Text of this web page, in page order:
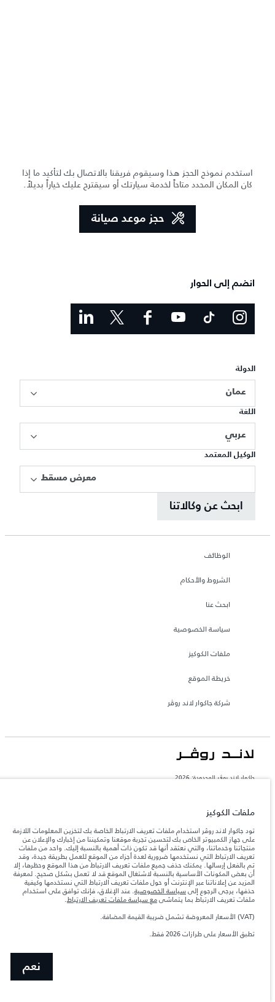
استخدم نموذج الحجز هذا وسيقوم فريقنا بالاتصال بك لتأكيد ما إذا
كان المكان المحدد متاحاً لخدمة سيارتك أو سيقترح عليك خياراً بديلاً.
حجز موعد صيانة
انضم إلى الحوار
الدولة
عمان
اللغة
عربي
الوكيل المعتمد
معرض مسقط
ابحث عن وكالاتنا
الوظائف
الشروط والأحكام
ابحث عنا
سياسة الخصوصية
ملفات الكوكيز
خريطة الموقع
شركة جاكوار لاند روڤر
جاكوار لاند روڨر المحدودة: 2026
تعكس الأوزان المذكورة مواصفات السيارة القياسية. سوف تؤثر الإكسسوارات وغيرها من
العناصر المثبتة بعد نقطة التصنيع في الحمولة. تأكد من عدم تجاوز الوزن الإجمالي للسيارة
والحمولة.
المعلومات والمواصفات والأسعار والألوان المذكورة على هذا الموقع قد تختلف من بلد إلى
آخر، كما أنّها قد تتغير بدون إشعار مسبق. الرجاء التواصل مع وكيلنا المحلي للتأكد من توفّرها
والتحقق من الأسعار.
ملاحظة مهمة حول الصور والمواصفات. إن النقص العالمي في أشباه الموصلات يؤثر حاليًا
في مواصفات تصميم السيارات وتوفر الخيارات وتوقيتات التصاميم. هذا ظرف ديناميكي
للغاية، ونتيجة لذلك، قد لا تمثّل الصور المستخدَمة ضمن موقع الويب حاليًا المواصفات الحالية
بالكامل بالنسبة إلى الميزات والخيارات والحلية ومجموعات الألوان. يرجى استشارة وكيلك الذي
سيتمكّن من تأكيد أي تقييدات حالية معك للسماح لك باتخاذ قرار مدروس
الأرقام المقدمة هي نتيجة لاختبارات المصنع الرسمية وفقاً لتشريعات الاتحاد الأوروبي. قد
ملفات الكوكيز
تود جاكوار لاند روڤر استخدام ملفات تعريف الارتباط الخاصة بك لتخزين المعلومات اللازمة
على جهاز الكمبيوتر الخاص بك لتحسين تجربة موقعنا وتمكيننا من إخبارك والإعلان عن
منتجاتنا وخدماتنا، والتي نعتقد أنها قد تكون ذات أهمية بالنسبة إليك. واحد من ملفات
تعريف الارتباط التي نستخدمها ضرورية لعدة أجزاء من الموقع للعمل بطريقة جيدة، وقد
تم بالفعل إرسالها. يمكنك حذف جميع ملفات تعريف الارتباط من هذا الموقع وحظرها، إلا
أن بعض المكونات الأساسية بالنسبة لاشتغال الموقع قد لا تعمل بشكل صحيح. لمعرفة
المزيد عن إعلاناتنا عبر الإنترنت أو حول ملفات تعريف الارتباط التي نستخدمها وكيفية
حذفها، يرجى الرجوع إلى سياسة الخصوصية. عند الإغلاق، فإنك توافق على استخدام
ملفات تعريف الارتباط بما يتماشىمع سياسة ملفات تعريف الارتباط.
(VAT) الأسعار المعروضة تشمل ضريبة القيمة المضافة.
تطبق الأسعار على طرازات 2026 فقط.
نعم